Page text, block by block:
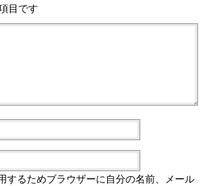
目です
するためブラウザーに自分の名前、メール